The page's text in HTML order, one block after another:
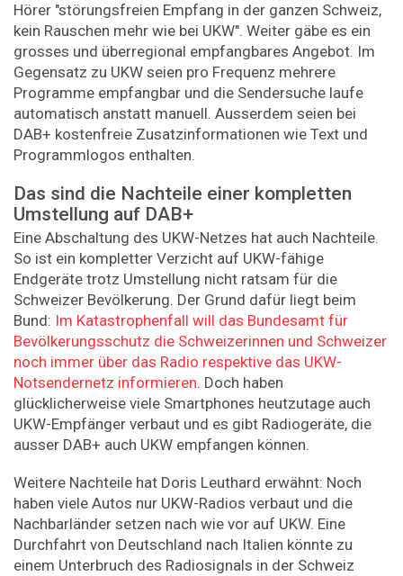
Hörer "störungsfreien Empfang in der ganzen Schweiz,
kein Rauschen mehr wie bei UKW". Weiter gäbe es ein
grosses und überregional empfangbares Angebot. Im
Gegensatz zu UKW seien pro Frequenz mehrere
Programme empfangbar und die Sendersuche laufe
automatisch anstatt manuell. Ausserdem seien bei
DAB+ kostenfreie Zusatzinformationen wie Text und
Programmlogos enthalten.
Das sind die Nachteile einer kompletten
Umstellung auf DAB+
Eine Abschaltung des UKW-Netzes hat auch Nachteile.
So ist ein kompletter Verzicht auf UKW-fähige
Endgeräte trotz Umstellung nicht ratsam für die
Schweizer Bevölkerung. Der Grund dafür liegt beim
Bund: Im Katastrophenfall will das Bundesamt für
Bevölkerungsschutz die Schweizerinnen und Schweizer
noch immer über das Radio respektive das UKW-
Notsendernetz informieren. Doch haben
glücklicherweise viele Smartphones heutzutage auch
UKW-Empfänger verbaut und es gibt Radiogeräte, die
ausser DAB+ auch UKW empfangen können.
Weitere Nachteile hat Doris Leuthard erwähnt: Noch
haben viele Autos nur UKW-Radios verbaut und die
Nachbarländer setzen nach wie vor auf UKW. Eine
Durchfahrt von Deutschland nach Italien könnte zu
einem Unterbruch des Radiosignals in der Schweiz